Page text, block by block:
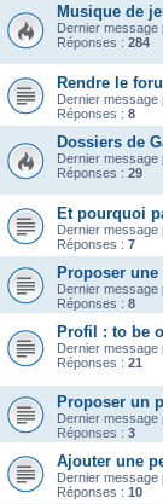
Musique de
Dernier message
Réponses : 284
Rendre le
Dernier message
Réponses : 8
Dossiers de
Dernier message
Réponses : 29
Et pourquoi
Dernier message
Réponses : 7
Proposer
Dernier message
Réponses : 8
Profil : to be
Dernier message
Réponses : 21
Proposer un
Dernier message
Réponses : 3
Ajouter une
Dernier message
Réponses : 10